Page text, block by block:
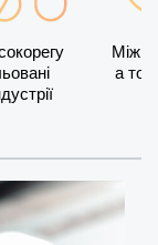
а